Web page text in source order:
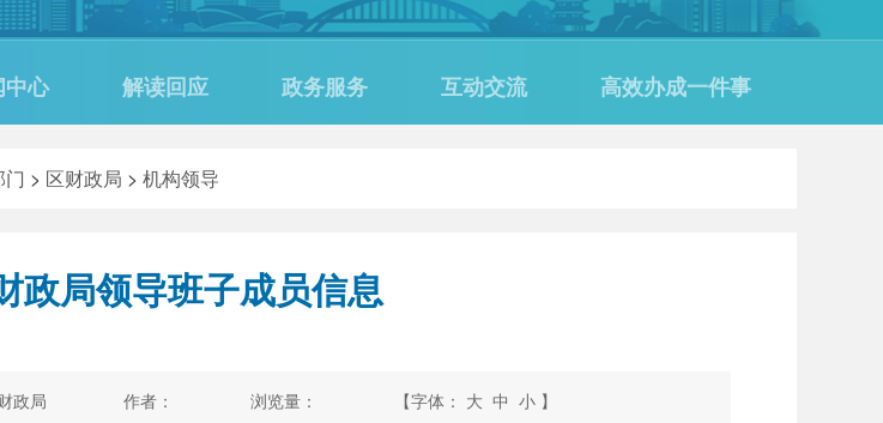
中心 解读回应 政务服务 互动交流 高效办成一件事
> 区财政局 > 机构领导
政局领导班子成员信息
政局 作者： 浏览量： 【字体： 大 中 小 】